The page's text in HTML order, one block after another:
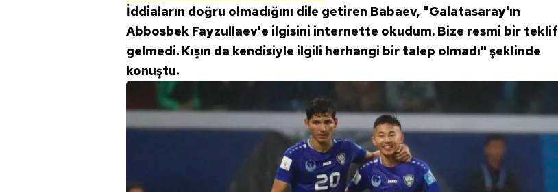
İddiaların doğru olmadığını dile getiren Babaev, "Galatasaray'ın
Abbosbek Fayzullaev'e ilgisini internette okudum. Bize resmi bir teklif
gelmedi. Kışın da kendisiyle ilgili herhangi bir talep olmadı" şeklinde
konuştu.